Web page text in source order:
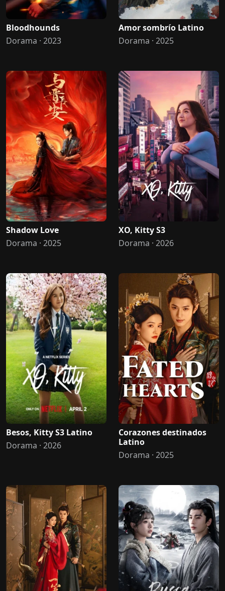
Bloodhounds
Dorama · 2023
Amor sombrío Latino
Dorama · 2025
Shadow Love
Dorama · 2025
XO, Kitty S3
Dorama · 2026
Besos, Kitty S3 Latino
Dorama · 2026
Corazones destinados
Latino
Dorama · 2025